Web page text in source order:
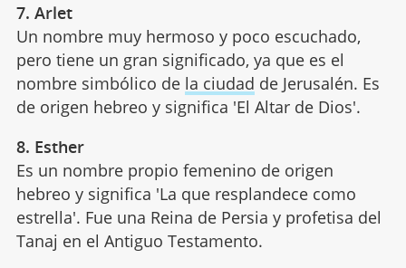
7. Arlet
Un nombre muy hermoso y poco escuchado,
pero tiene un gran significado, ya que es el
nombre simbólico de la ciudad de Jerusalén. Es
de origen hebreo y significa 'El Altar de Dios'.
8. Esther
Es un nombre propio femenino de origen
hebreo y significa 'La que resplandece como
estrella'. Fue una Reina de Persia y profetisa del
Tanaj en el Antiguo Testamento.